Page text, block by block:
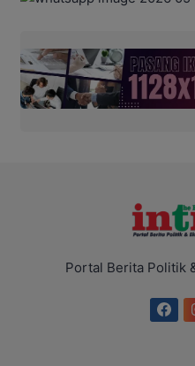
Portal Berita Politik